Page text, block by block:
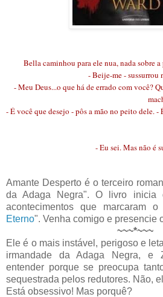
Bella caminhou para ele nua, nada sobre
- Beije-me - sussurrou
- Meu Deus...o que há de errado com você?
- É você que desejo - pôs a mão no peito dele. -
- Eu sei. Mas não é
Amante Desperto é o terceiro
da Adaga Negra". O livro inicia
acontecimentos que marcaram
Eterno". Venha comigo e presencie
~~~*~~~
Ele é o mais instável, perigoso e
irmandade da Adaga Negra, e
entender porque se preocupa
sequestrada pelos redutores. Não,
Está obsessivo! Mas porquê?